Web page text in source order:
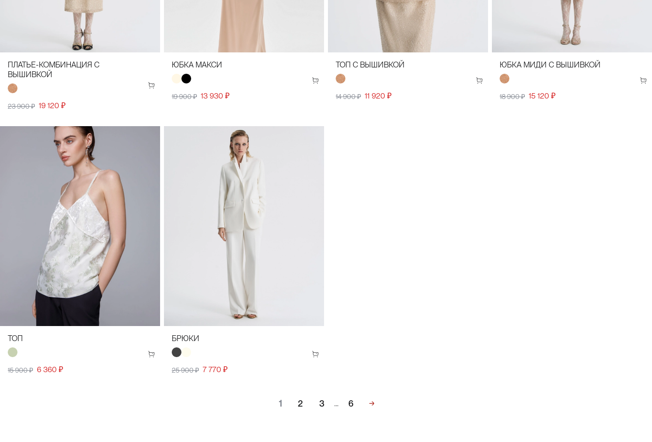
34(42)36(44)38(46)40(48)42(50)44(52)
ПЛАТЬЕ-КОМБИНАЦИЯ С
ВЫШИВКОЙ
23 900 ₽ 19 120 ₽
36(44)38(46)40(48)42(50) 44(52)
ЮБКА МАКСИ
19 900 ₽ 13 930 ₽
34(42)36(44)38(46)40(48)42(50)44(52)
ТОП С ВЫШИВКОЙ
14 900 ₽ 11 920 ₽
34(42)36(44)38(46)40(48)42(50)44(52)
ЮБКА МИДИ С ВЫШИВКОЙ
18 900 ₽ 15 120 ₽
34(42)36(44)38(46)40(48)42(50)44(52)
ТОП
15 900 ₽ 6 360 ₽
34(42)36(44)38(46)40(48)42(50)
БРЮКИ
25 900 ₽ 7 770 ₽
1 2 3 … 6